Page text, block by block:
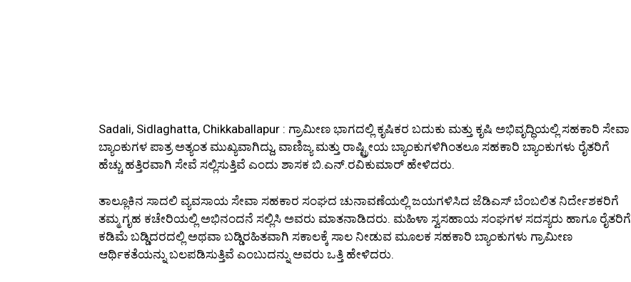
Sadali, Sidlaghatta, Chikkaballapur : ಗ್ರಾಮೀಣ ಭಾಗದಲ್ಲಿ ಕೃಷಿಕರ ಬದುಕು ಮತ್ತು ಕೃಷಿ ಅಭಿವೃದ್ಧಿಯಲ್ಲಿ ಸಹಕಾರಿ ಸೇವಾ
ಬ್ಯಾಂಕುಗಳ ಪಾತ್ರ ಅತ್ಯಂತ ಮುಖ್ಯವಾಗಿದ್ದು, ವಾಣಿಜ್ಯ ಮತ್ತು ರಾಷ್ಟ್ರೀಯ ಬ್ಯಾಂಕುಗಳಿಗಿಂತಲೂ ಸಹಕಾರಿ ಬ್ಯಾಂಕುಗಳು ರೈತರಿಗೆ
ಹೆಚ್ಚು ಹತ್ತಿರವಾಗಿ ಸೇವೆ ಸಲ್ಲಿಸುತ್ತಿವೆ ಎಂದು ಶಾಸಕ ಬಿ.ಎನ್.ರವಿಕುಮಾರ್ ಹೇಳಿದರು.
ತಾಲ್ಲೂಕಿನ ಸಾದಲಿ ವ್ಯವಸಾಯ ಸೇವಾ ಸಹಕಾರ ಸಂಘದ ಚುನಾವಣೆಯಲ್ಲಿ ಜಯಗಳಿಸಿದ ಜೆಡಿಎಸ್ ಬೆಂಬಲಿತ ನಿರ್ದೇಶಕರಿಗೆ
ತಮ್ಮ ಗೃಹ ಕಚೇರಿಯಲ್ಲಿ ಅಭಿನಂದನೆ ಸಲ್ಲಿಸಿ ಅವರು ಮಾತನಾಡಿದರು. ಮಹಿಳಾ ಸ್ವಸಹಾಯ ಸಂಘಗಳ ಸದಸ್ಯರು ಹಾಗೂ ರೈತರಿಗೆ
ಕಡಿಮೆ ಬಡ್ಡಿದರದಲ್ಲಿ ಅಥವಾ ಬಡ್ಡಿರಹಿತವಾಗಿ ಸಕಾಲಕ್ಕೆ ಸಾಲ ನೀಡುವ ಮೂಲಕ ಸಹಕಾರಿ ಬ್ಯಾಂಕುಗಳು ಗ್ರಾಮೀಣ
ಆರ್ಥಿಕತೆಯನ್ನು ಬಲಪಡಿಸುತ್ತಿವೆ ಎಂಬುದನ್ನು ಅವರು ಒತ್ತಿ ಹೇಳಿದರು.